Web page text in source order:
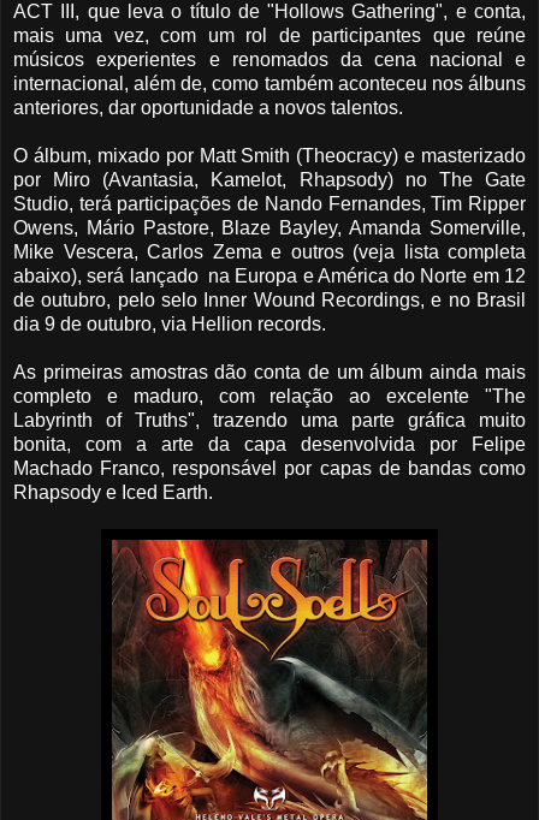
ACT III, que leva o título de "Hollows Gathering", e conta,
mais uma vez, com um rol de participantes que reúne
músicos experientes e renomados da cena nacional e
internacional, além de, como também aconteceu nos álbuns
anteriores, dar oportunidade a novos talentos.
O álbum, mixado por Matt Smith (Theocracy) e masterizado
por Miro (Avantasia, Kamelot, Rhapsody) no The Gate
Studio, terá participações de Nando Fernandes, Tim Ripper
Owens, Mário Pastore, Blaze Bayley, Amanda Somerville,
Mike Vescera, Carlos Zema e outros (veja lista completa
abaixo), será lançado na Europa e América do Norte em 12
de outubro, pelo selo Inner Wound Recordings, e no Brasil
dia 9 de outubro, via Hellion records.
As primeiras amostras dão conta de um álbum ainda mais
completo e maduro, com relação ao excelente "The
Labyrinth of Truths", trazendo uma parte gráfica muito
bonita, com a arte da capa desenvolvida por Felipe
Machado Franco, responsável por capas de bandas como
Rhapsody e Iced Earth.